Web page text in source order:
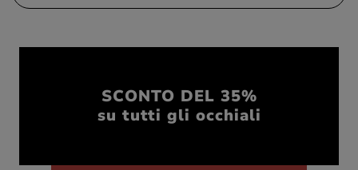
SCONTO DEL 35%
su tutti gli occhiali